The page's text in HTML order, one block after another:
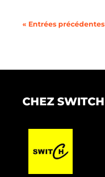
« Entrées précédentes
CHEZ SWITCH